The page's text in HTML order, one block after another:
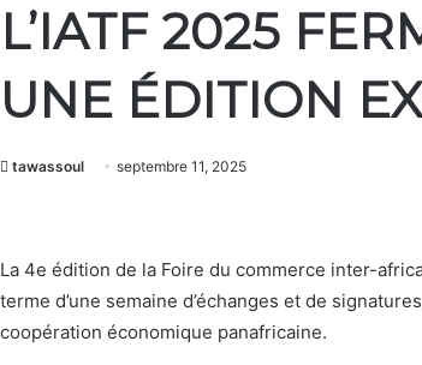
L’IATF 2025
UNE ÉDITION
tawassoul septembre 11, 2025
La 4e édition de la Foire du commerce inter-
terme d’une semaine d’échanges et de
coopération économique panafricaine.